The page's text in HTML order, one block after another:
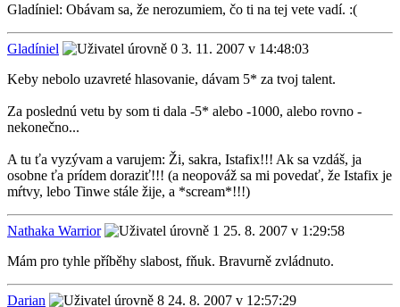
Gladíniel: Obávam sa, že nerozumiem, čo ti na tej vete vadí. :(
Gladíniel
3. 11. 2007 v 14:48:03
Keby nebolo uzavreté hlasovanie, dávam 5* za tvoj talent.
Za poslednú vetu by som ti dala -5* alebo -1000, alebo rovno -
nekonečno...
A tu ťa vyzývam a varujem: Ži, sakra, Istafix!!! Ak sa vzdáš, ja
osobne ťa prídem doraziť!!! (a neopováž sa mi povedať, že Istafix je
mŕtvy, lebo Tinwe stále žije, a *scream*!!!)
Nathaka Warrior
25. 8. 2007 v 1:29:58
Mám pro tyhle příběhy slabost, fňuk. Bravurně zvládnuto.
Darian
24. 8. 2007 v 12:57:29